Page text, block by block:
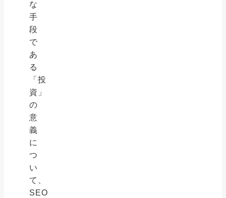
な
手
段
で
あ
る
「投
資」
の
意
義
に
つ
い
て、
SEO